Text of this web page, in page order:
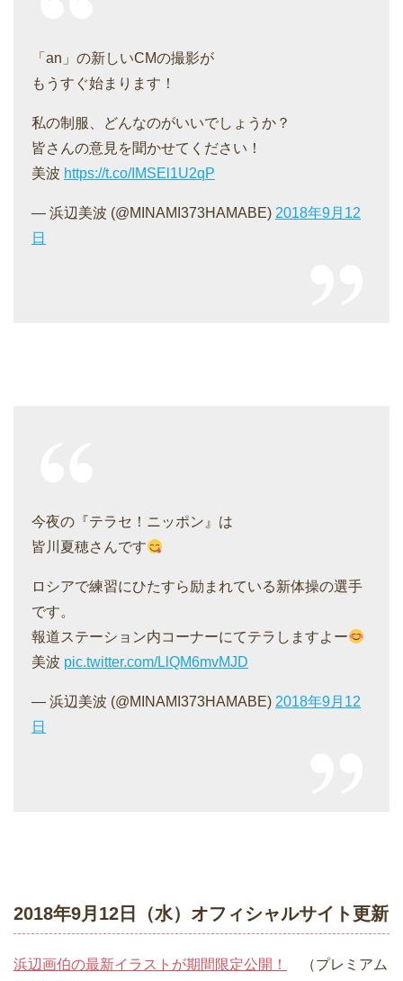
「an」の新しいCMの撮影が
もうすぐ始まります！
私の制服、どんなのがいいでしょうか？
皆さんの意見を聞かせてください！
美波 https://t.co/IMSEl1U2qP
— 浜辺美波 (@MINAMI373HAMABE) 2018年9月12
日
今夜の『テラセ！ニッポン』は
皆川夏穂さんです
ロシアで練習にひたすら励まれている新体操の選手
です。
報道ステーション内コーナーにてテラしますよー
美波 pic.twitter.com/LlQM6mvMJD
— 浜辺美波 (@MINAMI373HAMABE) 2018年9月12
日
2018年9月12日（水）オフィシャルサイト更新
浜辺画伯の最新イラストが期間限定公開！
（プレミアム